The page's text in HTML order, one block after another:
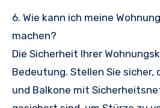
6. Wie kann ich meine
machen?
Die Sicherheit Ihrer
Bedeutung. Stellen Sie sicher,
und Balkone mit